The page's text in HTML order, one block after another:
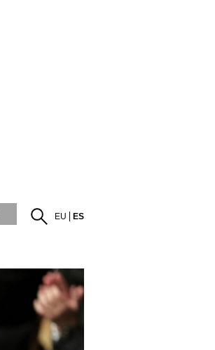
EU ES